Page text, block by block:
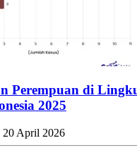
Perempuan di
2025
20 April 2026